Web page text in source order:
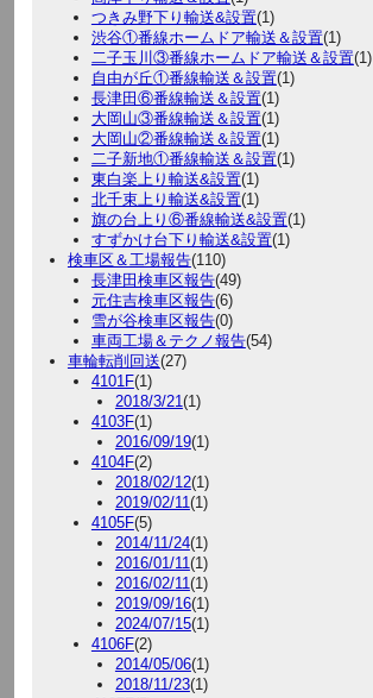
つきみ野下り輸送&設置(1)
渋谷①番線ホームドア輸送＆設置(1)
二子玉川③番線ホームドア輸送＆設置(1)
自由が丘①番線輸送＆設置(1)
長津田⑥番線輸送＆設置(1)
大岡山③番線輸送＆設置(1)
大岡山②番線輸送＆設置(1)
二子新地①番線輸送＆設置(1)
東白楽上り輸送&設置(1)
北千束上り輸送&設置(1)
旗の台上り⑥番線輸送&設置(1)
すずかけ台下り輸送&設置(1)
検車区＆工場報告(110)
長津田検車区報告(49)
元住吉検車区報告(6)
雪が谷検車区報告(0)
車両工場＆テクノ報告(54)
車輪転削回送(27)
4101F(1)
2018/3/21(1)
4103F(1)
2016/09/19(1)
4104F(2)
2018/02/12(1)
2019/02/11(1)
4105F(5)
2014/11/24(1)
2016/01/11(1)
2016/02/11(1)
2019/09/16(1)
2024/07/15(1)
4106F(2)
2014/05/06(1)
2018/11/23(1)